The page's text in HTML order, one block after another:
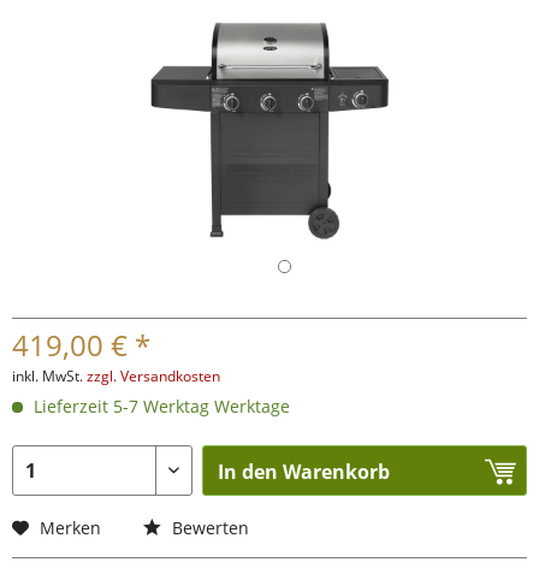
419,00 € *
inkl. MwSt.zzgl. Versandkosten
Lieferzeit 5-7 Werktag Werktage
In den Warenkorb
Merken Bewerten